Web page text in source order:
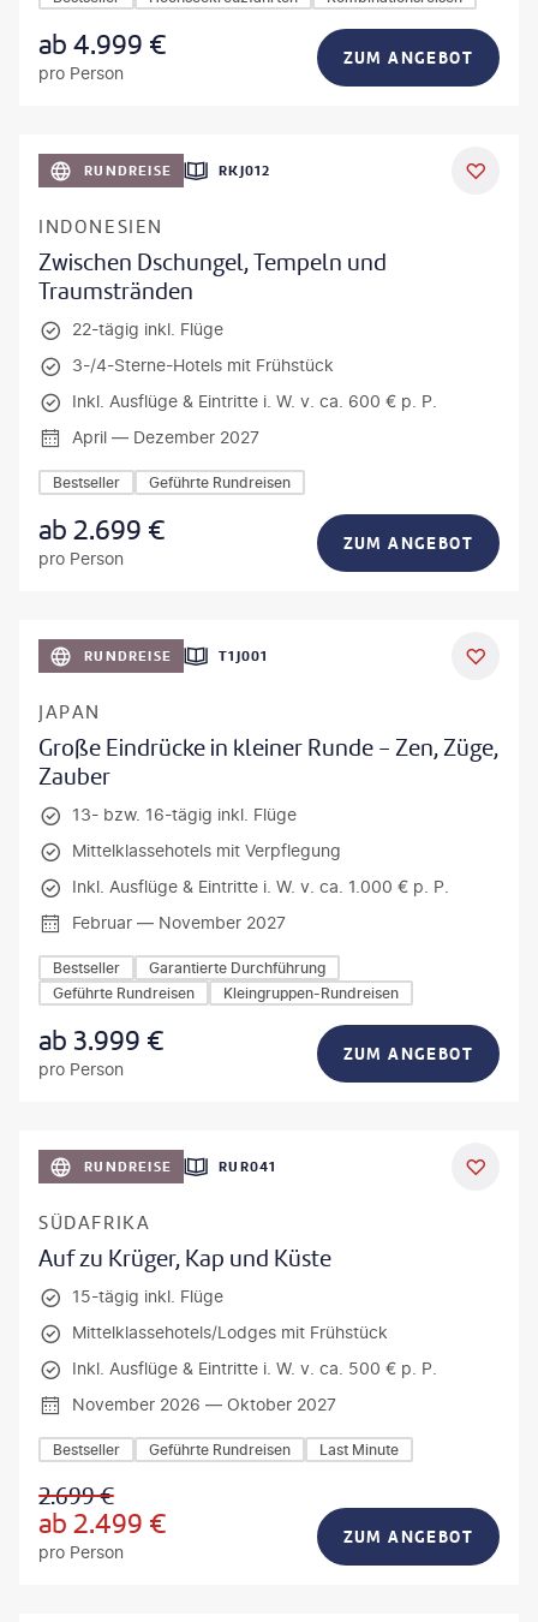
ab4.999 €
pro Person
ZUM ANGEBOT
RUNDREISE RKJ012
INDONESIEN
Zwischen Dschungel, Tempeln und
Traumstränden
22-tägig inkl. Flüge
3-/4-Sterne-Hotels mit Frühstück
Inkl. Ausflüge & Eintritte i. W. v. ca. 600 € p. P.
April — Dezember 2027
Bestseller Geführte Rundreisen
ab2.699 €
pro Person
ZUM ANGEBOT
RUNDREISE T1J001
JAPAN
Große Eindrücke in kleiner Runde - Zen, Züge,
Zauber
13- bzw. 16-tägig inkl. Flüge
Mittelklassehotels mit Verpflegung
Inkl. Ausflüge & Eintritte i. W. v. ca. 1.000 € p. P.
Februar — November 2027
Bestseller
Garantierte Durchführung
Geführte Rundreisen
Kleingruppen-Rundreisen
ab3.999 €
pro Person
ZUM ANGEBOT
DEAL
RUNDREISE RUR041
SÜDAFRIKA
Auf zu Krüger, Kap und Küste
15-tägig inkl. Flüge
Mittelklassehotels/Lodges mit Frühstück
Inkl. Ausflüge & Eintritte i. W. v. ca. 500 € p. P.
November 2026 — Oktober 2027
Bestseller Geführte Rundreisen Last Minute
2.699€
ab2.499 €
pro Person
ZUM ANGEBOT